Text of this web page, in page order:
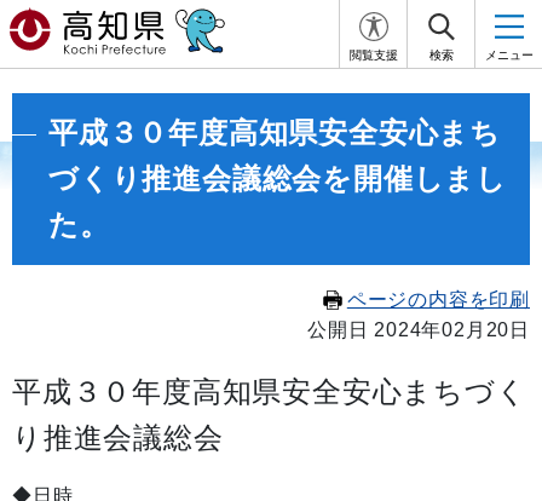
閲覧支援 検索 メニュー
平成３０年度高知県安全安心まち
づくり推進会議総会を開催しまし
た。
ページの内容を印刷
公開日 2024年02月20日
平成３０年度高知県安全安心まちづく
り推進会議総会
◆日時